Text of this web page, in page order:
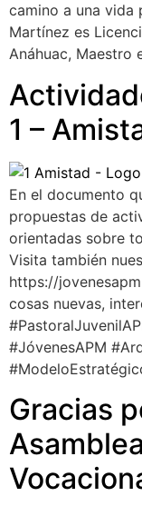
camino a una vida
Martínez es
Anáhuac, Maestro
1 –
En el documento
propuestas de
orientadas sobre
Visita también
https://
cosas nuevas,
#JóvenesAPM
Gracias